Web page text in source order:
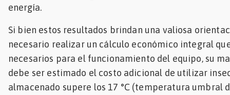
energía.
Si bien estos resultados brindan una valiosa
necesario realizar un cálculo económico integral
necesarios para el funcionamiento del equipo, su
debe ser estimado el costo adicional de utilizar
almacenado supere los 17 °C (temperatura umbral